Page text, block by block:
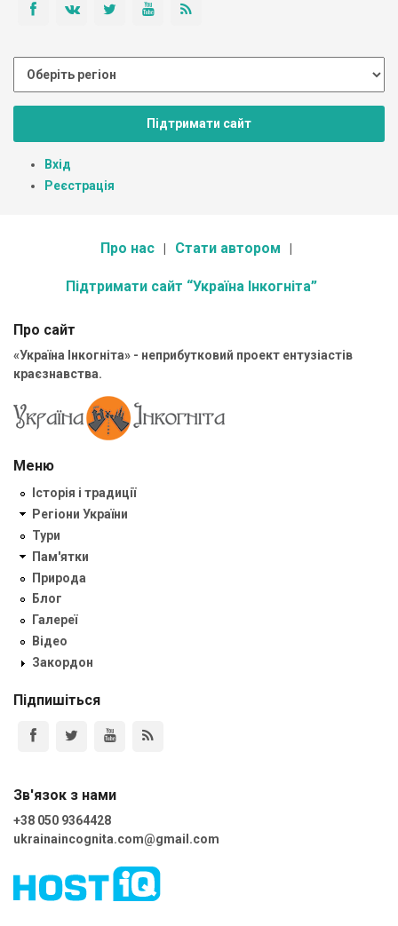
Підтримати сайт
Вхід
Реєстрація
Про нас Стати автором
Підтримати сайт “Україна Інкогніта”
Про сайт
«Україна Інкогніта» - неприбутковий проект ентузіастів
краєзнавства.
Меню
Історія і традиції
Регіони України
Тури
Пам'ятки
Природа
Блог
Галереї
Відео
Закордон
Підпишіться
Зв'язок з нами
+38 050 9364428
ukrainaincognita.com@gmail.com